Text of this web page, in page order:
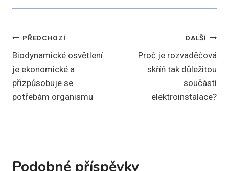
Navigace
pro
příspěvek
PŘEDCHOZÍ
Biodynamické osvětlení
je ekonomické a
přizpůsobuje se
potřebám organismu
DALŠÍ
Proč je rozvaděčová
skříň tak důležitou
součástí
elektroinstalace?
Podobné příspěvky